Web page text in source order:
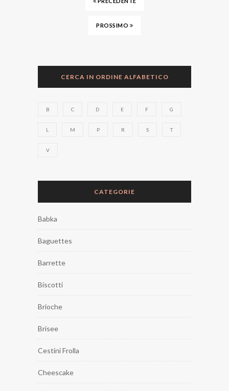
PROSSIMO
CERCA IN ORDINE ALFABETICO
B C D E F G
L M P R S T
V
CATEGORIE
Babka
Baguettes
Barrette
Biscotti
Brioche
Brisee
Cestini Frolla
Cheescake